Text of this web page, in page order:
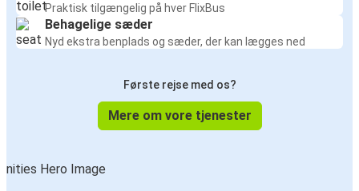
Praktisk tilgængelig på hver FlixBus
Behagelige sæder
Nyd ekstra benplads og sæder, der kan lægges ned
Første rejse med os?
Mere om vore tjenester